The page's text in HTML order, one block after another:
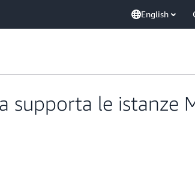
English
supporta le istanze